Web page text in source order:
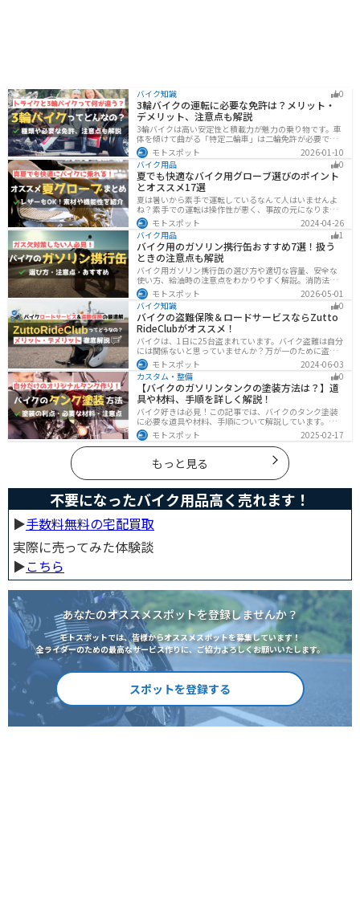
バイク知識 0
3輪バイクの運転に必要な免許は？メリット・
デメリット、注意点も解説
3輪バイクは高い安定性と積載力が魅力の乗り物です。車
体を傾けて曲がる「特定二輪車」は二輪免許が必要です
が、自立する「トライク」は普通自動車免許で運転で
き、ヘルメット着用も任意です。維持費はバイク並みです
が、運転特性や駐車ルールは車種により異なるため、事
前の確認が大切です。
モトスポット
2026-01-10
バイク用品
0
夏でも快適なバイク用グローブ選びのポイント
とオススメ17選
夏は暑いから素手で運転しているなんて人はいませんよ
ね？素手での運転は操作性が悪く、事故の元になりま
す。直射日光が当たり日焼けで余計に暑くなります。夏に
は夏用グローブを使うことで、素手より涼しく快適にバ
イクに乗ることができるので是非使いましょう。
モトスポット
2024-04-26
バイク用品
1
バイク用のガソリン携行缶おすすめ7選！扱う
ときの注意点も解説
バイク用ガソリン携行缶の選び方や適切な容量、安全な
使い方、給油時の注意点をわかりやすく解説。消防法適
合品の見分け方や保管・圧力調整のコツ、スタンドでの
給油ルールまで網羅し、ツーリング時のガス欠対策をサ
ポート。SOTOやKIJIMAなどおすすめ携行缶も紹介しま
す。
モトスポット
2026-05-01
バイク知識
0
バイクの盗難保険＆ロードサービスならZutto
RideClubがオススメ！
バイクは、1日に25台盗まれています。バイク盗難は自分
には関係ないと思っていませんか？万が一のために盗難
保険を検討しておきましょう。この記事ではオススメの
バイク盗難保険「ZuttoRideClub」について解説します。
ロードサービスや会員限定特典などもあるので、お得な
バイク盗難保険を探している人に最適です。
モトスポット
2024-06-03
カスタム・整備
0
【バイクのガソリンタンクの塗装方法は？】道
具や材料、手順を詳しく解説！
バイク好きは必見！この記事では、バイクのタンク塗装
に必要な道具や材料、手順について解説しています。実
はバイクのタンクを塗装すると、傷や錆を修復でき、タ
ンクの長持ちにつながります。この記事を読めば、自分
でバイクのタンクを塗装する方法がわかるでしょう。
モトスポット 2025-02-17
もっと見る
不要になったバイク用品高く売れます！
▶︎手数料無料の宅配買取
実際に売ってみた体験談
▶︎こちら
あなたのオススメスポットを登録しませんか？
モトスポットでは、皆様からオススメスポットを募集しています！
全ライダーのための最高なサービス作りに、ご協力よろしくお願いいたします。
スポットを登録する